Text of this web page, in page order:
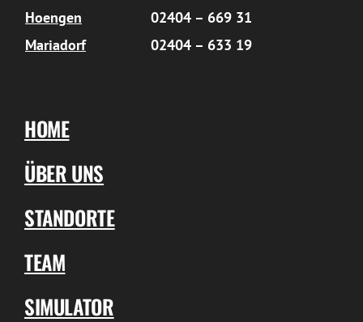
Hoengen
02404 – 669 31
Mariadorf
02404 – 633 19
HOME
ÜBER UNS
STANDORTE
TEAM
SIMULATOR